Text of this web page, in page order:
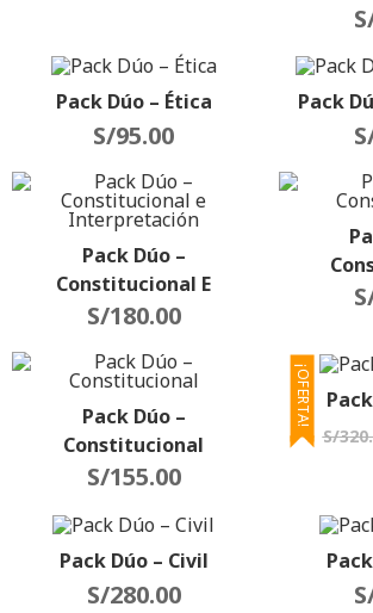
Pack Dúo – Ética
S/95.00
Pack
Pack Dúo –
Constitucional E
Interpretación
S/180.00
Pack Dúo –
Constitucional
S/155.00
¡OFERTA!
S/
Pack Dúo – Civil
S/280.00